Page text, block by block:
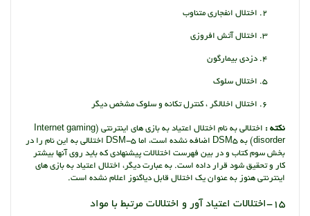
اختلال انفجاری متناوب
اختلال آتش افروزی
دزدی بیمارگون
اختلال سلوک
اختلال اخلالگر ، کنترل تکانه و سلوک مشخص دیگر
نکته :
اختلالی به نام اختلال اعتیاد به بازی های اینترنتی (Internet gaming
disorder) به DSM5 اضافه نشده است، اما DSM-5 اختلالی به این نام را در
بخش سوم کتاب و در بین فهرست اختلالات پیشنهادی که باید روی آنها بیشتر
کار و تحقیق شود قرار داده است. به عبارت دیگر، اختلال اعتیاد به بازی های
اینترنتی هنوز به عنوان یک اختلال قابل دیاگنوز اعلام نشده است.
15-اختلالات اعتیاد آور و اختلالات مرتبط با مواد